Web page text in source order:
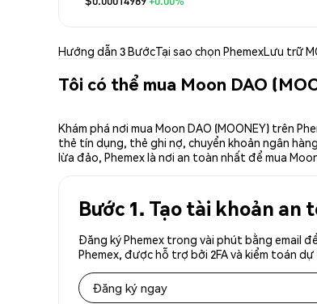
Hướng dẫn 3 BướcTại sao chọn PhemexLưu trữ
Tôi có thể mua Moon DAO
Khám phá nơi mua Moon DAO (MOONEY) trên
thẻ tín dụng, thẻ ghi nợ, chuyển khoản ngân
lừa đảo, Phemex là nơi an toàn nhất để mua
Bước 1. Tạo tài khoản an
Đăng ký Phemex trong vài phút bằng email
Phemex, được hỗ trợ bởi 2FA và kiểm toán
Đăng ký ngay